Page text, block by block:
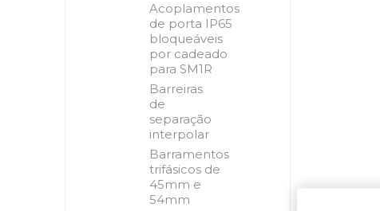
Acoplamentos
de porta IP65
bloqueáveis
por cadeado
para SM1R
Barreiras
de
separação
interpolar
Barramentos
trifásicos de
45mm e
54mm